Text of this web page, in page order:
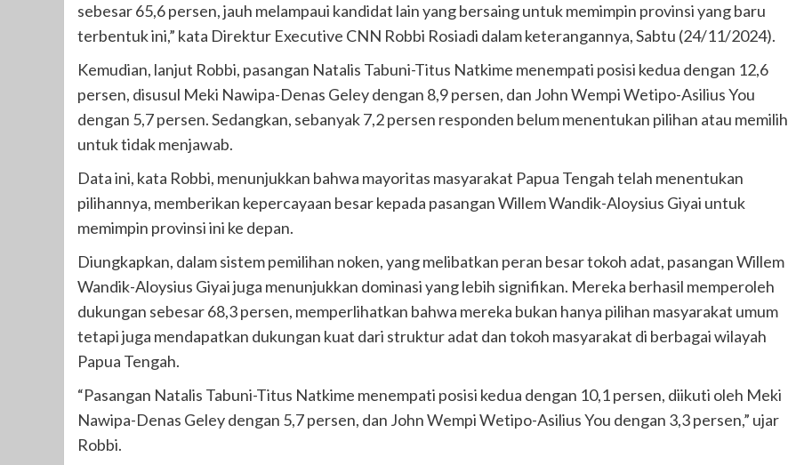
sebesar 65,6 persen, jauh melampaui kandidat lain yang bersaing untuk memimpin provinsi yang baru
terbentuk ini,” kata Direktur Executive CNN Robbi Rosiadi dalam keterangannya, Sabtu (24/11/2024).
Kemudian, lanjut Robbi, pasangan Natalis Tabuni-Titus Natkime menempati posisi kedua dengan 12,6
persen, disusul Meki Nawipa-Denas Geley dengan 8,9 persen, dan John Wempi Wetipo-Asilius You
dengan 5,7 persen. Sedangkan, sebanyak 7,2 persen responden belum menentukan pilihan atau memilih
untuk tidak menjawab.
Data ini, kata Robbi, menunjukkan bahwa mayoritas masyarakat Papua Tengah telah menentukan
pilihannya, memberikan kepercayaan besar kepada pasangan Willem Wandik-Aloysius Giyai untuk
memimpin provinsi ini ke depan.
Diungkapkan, dalam sistem pemilihan noken, yang melibatkan peran besar tokoh adat, pasangan Willem
Wandik-Aloysius Giyai juga menunjukkan dominasi yang lebih signifikan. Mereka berhasil memperoleh
dukungan sebesar 68,3 persen, memperlihatkan bahwa mereka bukan hanya pilihan masyarakat umum
tetapi juga mendapatkan dukungan kuat dari struktur adat dan tokoh masyarakat di berbagai wilayah
Papua Tengah.
“Pasangan Natalis Tabuni-Titus Natkime menempati posisi kedua dengan 10,1 persen, diikuti oleh Meki
Nawipa-Denas Geley dengan 5,7 persen, dan John Wempi Wetipo-Asilius You dengan 3,3 persen,” ujar
Robbi.